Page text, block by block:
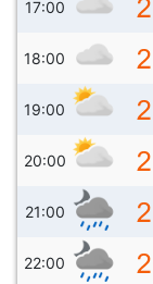
17:00
18:00
19:00
20:00
21:00
22:00